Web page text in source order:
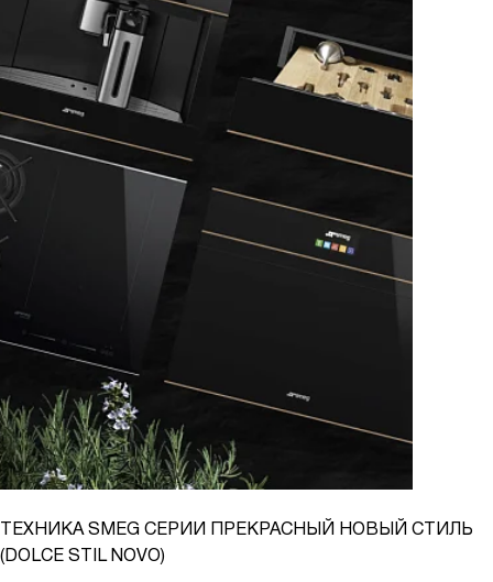
Виктория (Victoria)
ТЕХНИКА SMEG СЕРИИ ПРЕКРАСНЫЙ НОВЫЙ СТИЛЬ
(DOLCE STIL NOVO)